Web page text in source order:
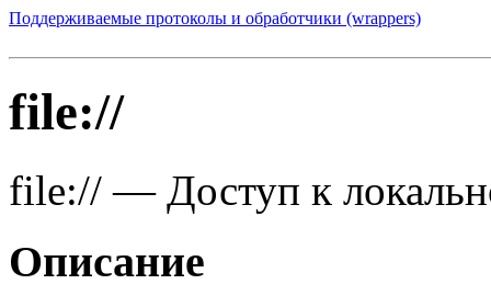
Поддерживаемые протоколы и обработчики (wrappers)
file://
file:// — Доступ к
Описание